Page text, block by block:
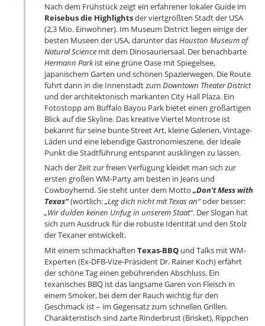
Nach dem Frühstück zeigt ein erfahrener lokaler Guide im
Reisebus die Highlightsder viertgrößten Stadt der USA
(2,3 Mio. Einwohner). Im Museum District liegen einige der
besten Museen der USA, darunter dasHouston Museum of
Natural Science mit dem Dinosauriersaal. Der benachbarte
Hermann Parkist eine grüne Oase mit Spiegelsee,
japanischem Garten und schönen Spazierwegen. Die Route
führt dann in die Innenstadt zum Downtown Theater District
und der architektonisch markanten City Hall Plaza. Ein
Fotostopp am Buffalo Bayou Park bietet einen großartigen
Blick auf die Skyline. Das kreative Viertel Montrose ist
bekannt für seine bunte Street Art, kleine Galerien, Vintage-
Läden und eine lebendige Gastronomieszene, der ideale
Punkt die Stadtführung entspannt ausklingen zu lassen.
Nach der Zeit zur freien Verfügung kleidet man sich zur
ersten großen WM-Party am besten in Jeans und
Cowboyhemd. Sie steht unter dem Motto „Don’t Mess with
Texas“(wörtlich:„Leg dich nicht mit Texas an“oder besser:
„Wir dulden keinen Unfug in unserem Staat“. Der Slogan hat
sich zum Ausdruck für die robuste Identität und den Stolz
der Texaner entwickelt.
Mit einem schmackhaften Texas-BBQ und Talks mit WM-
Experten (Ex-DFB-Vize-Präsident Dr. Rainer Koch) erfährt
der schöne Tag einen gebührenden Abschluss. Ein
texanisches BBQ ist das langsame Garen von Fleisch in
einem Smoker, bei dem der Rauch wichtig für den
Geschmack ist – im Gegensatz zum schnellen Grillen.
Charakteristisch sind zarte Rinderbrust (Brisket), Rippchen